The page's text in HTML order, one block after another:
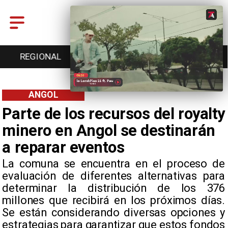
ENTRETENCIÓN DEPORTES CULTURA
Parte de los recursos del royalty
minero en Angol se destinarán
a reparar eventos
La comuna se encuentra en el proceso de
evaluación de diferentes alternativas para
determinar la distribución de los 376
millones que recibirá en los próximos días.
Se están considerando diversas opciones y
estrategias para garantizar que estos fondos
ANGOL